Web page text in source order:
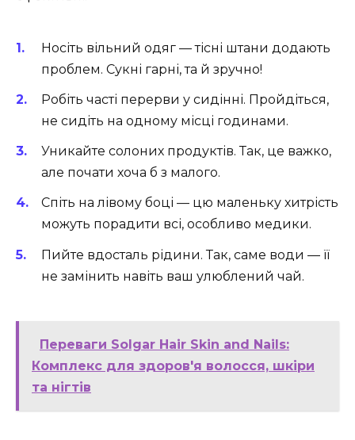
Носіть вільний одяг — тісні штани додають
проблем. Сукні гарні, та й зручно!
Робіть часті перерви у сидінні. Пройдіться,
не сидіть на одному місці годинами.
Уникайте солоних продуктів. Так, це важко,
але почати хоча б з малого.
Спіть на лівому боці — цю маленьку хитрість
можуть порадити всі, особливо медики.
Пийте вдосталь рідини. Так, саме води — її
не замінить навіть ваш улюблений чай.
Переваги Solgar Hair Skin and Nails:
Комплекс для здоров'я волосся, шкіри
та нігтів